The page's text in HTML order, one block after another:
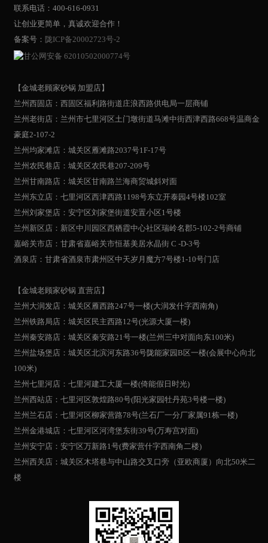
联系电话：400-616-0931
让创业更简单，真诚欢迎合作！
备案号： 陇ICP备20002723号-2
甘公网安备 62010502000774号
【金城老顾家砂锅 加盟店】
兰州西固店：西固区福利路街道庄浪西路供电局一层商铺
兰州老街店：兰州市七里河区土门墩街道马滩中街西津西路668号温商金
豪庭2-107-2
兰州均家滩店：城关区雁滩路2037号1F-17号
兰州农民巷店：城关区农民巷207-209号
兰州甘南路店：城关区甘南路兰海商贸城斜对面
兰州东立店：七里河区西津西路1198号东立开泰园4号楼102室
兰州刘家堡店：安宁区刘家堡街道安置小区1号楼
兰州新区店：新区中川园区西栖霞中心社区瑞岭名郡5-102-2号商铺
嘉峪关市店：甘肃省嘉峪关市恒基美居水晶街 C -D-3号
酒泉店：甘肃省酒泉市肃州区中天岁月魔方7号楼1-10号门店
【金城老顾家砂锅 直营店】
兰州大润发店：城关区雁西路247号一楼(大润发什字西南角)
兰州铁路局店：城关区民主西路12号(光源大厦一楼)
兰州秦安路店：城关区秦安路21号一楼(兰州三中对面向东100米)
兰州盐场堡店：城关区北滨河东路36号陇能家园B区一楼(会展中心向北
100米)
兰州七里河店：七里河建工大厦一楼(倚能假日时光)
兰州西站店：七里河区敦煌路80号(阳光家园牡丹苑3号楼一楼)
兰州兰石店：七里河区柳家营路78号(兰石厂一分厂家属91栋一楼)
兰州金港城店：七里河区河湾堡东街39号(万寿宫对面)
兰州安宁店：安宁区万新路1号(费家营什字西南角二楼)
兰州西关店：城关区木塔巷与中山路交叉口旁（亚欧商厦）向北50米二
楼